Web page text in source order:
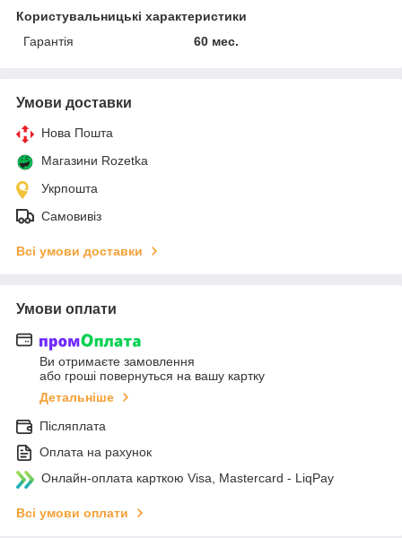
Користувальницькі характеристики
Гарантія
60 мес.
Умови доставки
Нова Пошта
Магазини Rozetka
Укрпошта
Самовивіз
Всі умови доставки
Умови оплати
Ви отримаєте замовлення
або гроші повернуться на вашу картку
Детальніше
Післяплата
Оплата на рахунок
Онлайн-оплата карткою Visa, Mastercard - LiqPay
Всі умови оплати